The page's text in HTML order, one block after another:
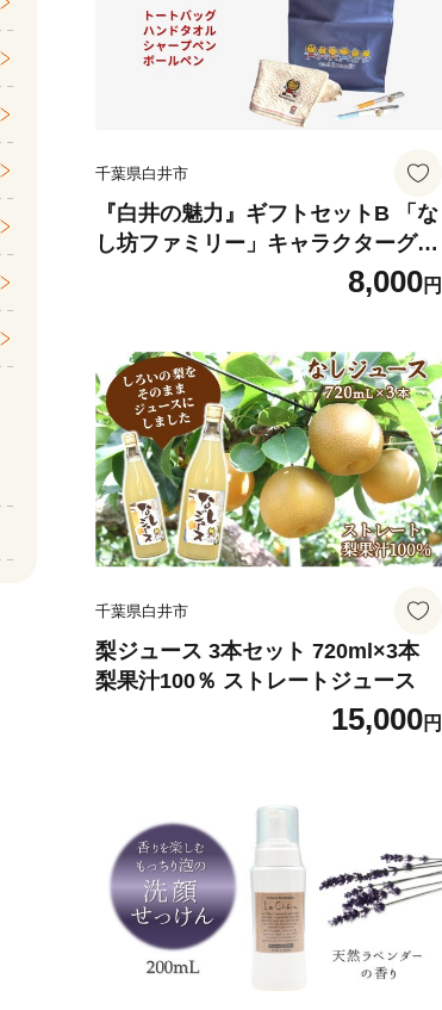
千葉県白井市
『白井の魅力』ギフトセットB 「な
し坊ファミリー」キャラクターグッ
ズ 詰め合わせ トートバッグ ハンド
タオル ボールペン シャープペン
8,000円
千葉県白井市
梨ジュース 3本セット 720ml×3本
梨果汁100％ ストレートジュース
15,000円